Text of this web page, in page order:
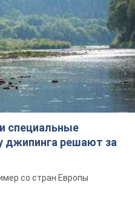
специальные
джипинга решают за
со стран Европы